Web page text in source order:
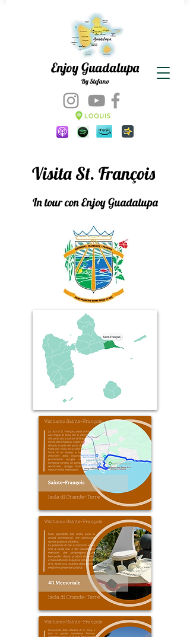
Enjoy Guadalupa
By Stefano
Visita St. François
In tour con Enjoy Guadalupa